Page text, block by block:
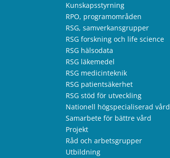
Kunskapsstyrning
RPO, programområden
RSG, samverkansgrupper
RSG forskning och life science
RSG hälsodata
RSG läkemedel
RSG medicinteknik
RSG patientsäkerhet
RSG stöd för utveckling
Nationell högspecialiserad vård
Samarbete för bättre vård
Projekt
Råd och arbetsgrupper
Utbildning